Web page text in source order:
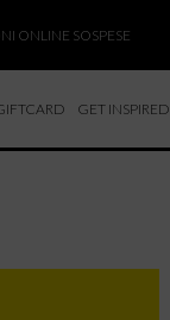
SOSPESE
GET INSPIRED